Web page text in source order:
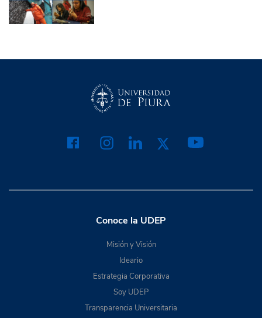
Conoce la UDEP
Misión y Visión
Ideario
Estrategia Corporativa
Soy UDEP
Transparencia Universitaria